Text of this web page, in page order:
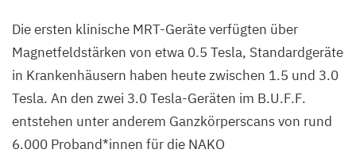
Die ersten klinische MRT-Geräte verfügten über
Magnetfeldstärken von etwa 0.5 Tesla, Standardgeräte
in Krankenhäusern haben heute zwischen 1.5 und 3.0
Tesla. An den zwei 3.0Tesla-Geräten im B.U.F.F.
entstehen unter anderem Ganzkörperscans von rund
6.000 Proband*innen für die NAKO